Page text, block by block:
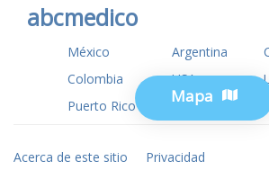
Mapa
abcmedico
México Argentina
Colombia
USA
Puerto Rico
Acerca de este sitio Privacidad